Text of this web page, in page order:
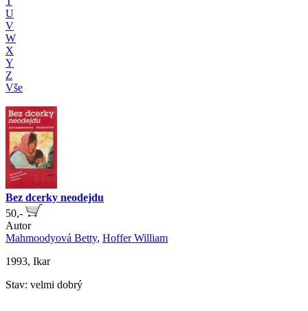
U
V
W
X
Y
Z
Vše
Bez dcerky neodejdu
50,-
Autor
Mahmoodyová Betty, Hoffer William
1993, Ikar
Stav: velmi dobrý